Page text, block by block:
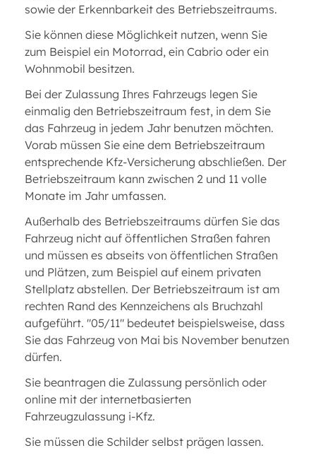
sowie der Erkennbarkeit des Betriebszeitraums.
Sie können diese Möglichkeit nutzen, wenn Sie
zum Beispiel ein Motorrad, ein Cabrio oder ein
Wohnmobil besitzen.
Bei der Zulassung Ihres Fahrzeugs legen Sie
einmalig den Betriebszeitraum fest, in dem Sie
das Fahrzeug in jedem Jahr benutzen möchten.
Vorab müssen Sie eine dem Betriebszeitraum
entsprechende Kfz-Versicherung abschließen. Der
Betriebszeitraum kann zwischen 2 und 11 volle
Monate im Jahr umfassen.
Außerhalb des Betriebszeitraums dürfen Sie das
Fahrzeug nicht auf öffentlichen Straßen fahren
und müssen es abseits von öffentlichen Straßen
und Plätzen, zum Beispiel auf einem privaten
Stellplatz abstellen. Der Betriebszeitraum ist am
rechten Rand des Kennzeichens als Bruchzahl
aufgeführt. "05/11" bedeutet beispielsweise, dass
Sie das Fahrzeug von Mai bis November benutzen
dürfen.
Sie beantragen die Zulassung persönlich oder
online mit der internetbasierten
Fahrzeugzulassung i-Kfz.
Sie müssen die Schilder selbst prägen lassen.